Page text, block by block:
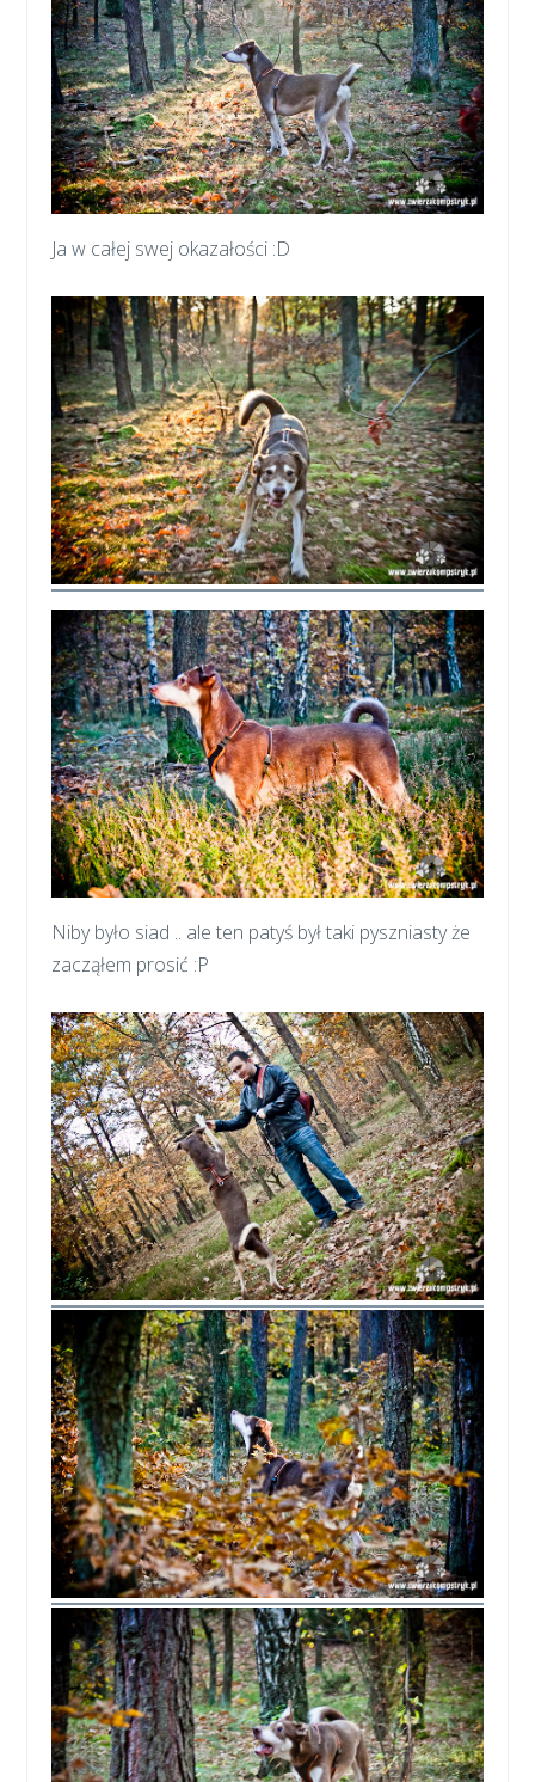
Ja w całej swej okazałości :D
Niby było siad .. ale ten patyś był taki pyszniasty że
zacząłem prosić :P